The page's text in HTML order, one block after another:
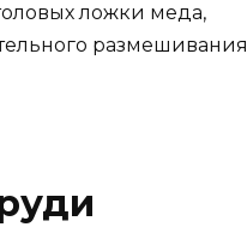
ложки меда,
размешивания